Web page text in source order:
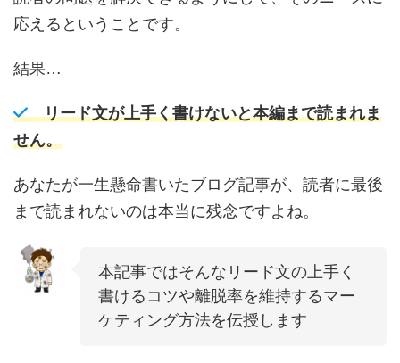
応えるということです。
結果…
リード文が上手く書けないと本編まで読まれま
せん。
あなたが一生懸命書いたブログ記事が、読者に最後
まで読まれないのは本当に残念ですよね。
本記事ではそんなリード文の上手く
書けるコツや離脱率を維持するマー
ケティング方法を伝授します